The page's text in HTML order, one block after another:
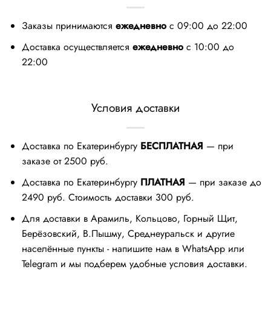
Заказы принимаются ежедневнос 09:00 до 22:00
Доставка осуществляется ежедневнос 10:00 до
22:00
Условия доставки
Доставка по Екатеринбургу БЕСПЛАТНАЯ — при
заказе от 2500 руб.
Доставка по Екатеринбургу ПЛАТНАЯ — при заказе до
2490 руб. Стоимость доставки 300 руб.
Для доставки в Арамиль, Кольцово, Горный Щит,
Берёзовский, В.Пышму, Среднеуральск и другие
населённые пункты - напишите нам в WhatsApp или
Telegram и мы подберем удобные условия доставки.